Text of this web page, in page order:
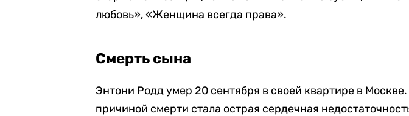
любовь», «Женщина всегда права».
Смерть сына
Энтони Родд умер 20 сентября в своей квартире в
причиной смерти стала острая сердечная